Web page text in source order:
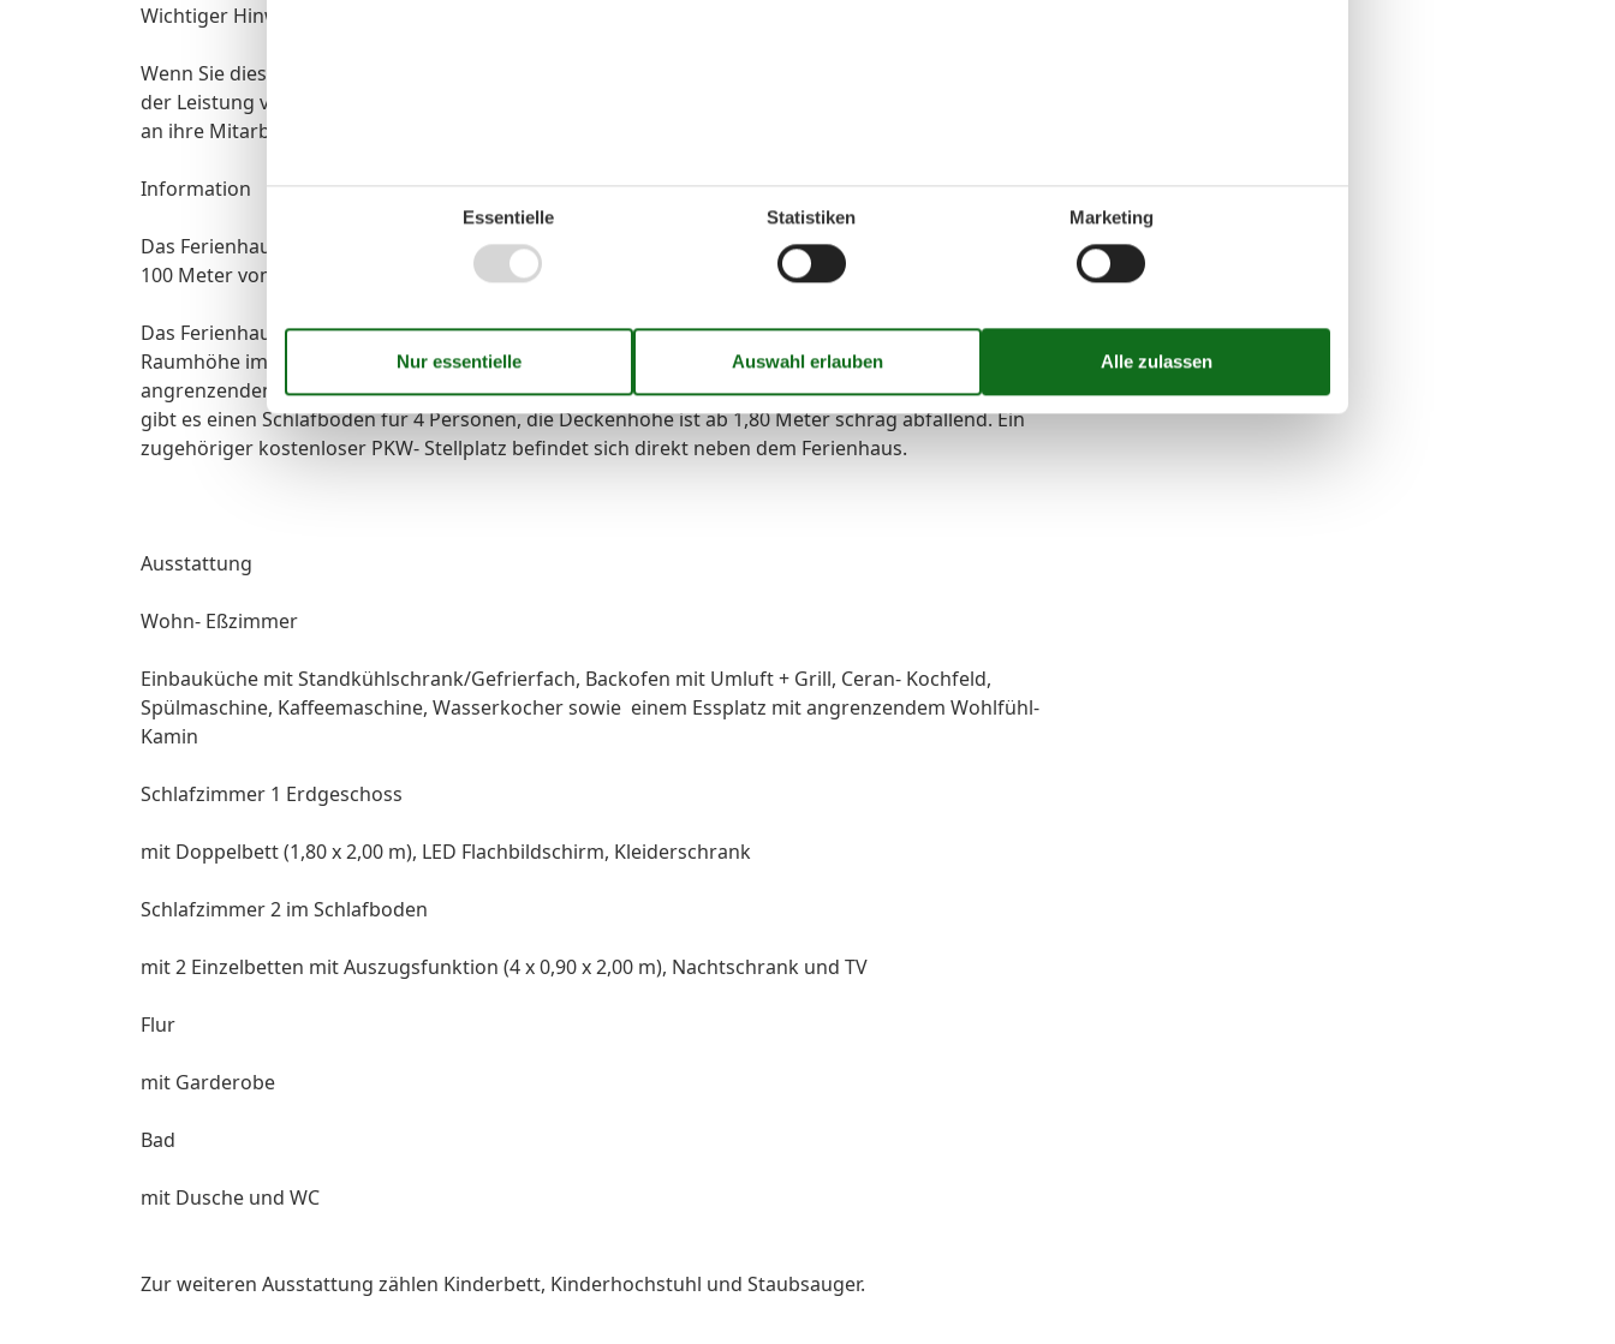
Wichtiger Hinweis für Firmenkunden
Wenn Sie diese Unterkunft buchen, müssen Sie als Firma sicherstellen, dass die gesamte Zahlung
der Leistung vor Anreise ihrer Mitarbeiter zu leisten ist, weil sonst die Eigentümer keinen Schlüssel
an ihre Mitarbeiter herausgeben.
Information
Das Ferienhaus wurde nach einem Um- und Ausbau im Frühjahr 2013 eröffnet und befindet sich nur
100 Meter vom Strand entfernt. Die Vermieter wohnen nebenan.
Das Ferienhaus ist komfortabel und modern eingerichtet. Es besticht durch eine angenehme
Raumhöhe im Erdgeschoss, sowie einem offenen Wohn- Küchenbereich mit großzügig
angrenzendem Schlafzimmer. Das Haus wirkt sehr hell, einladend und freundlich. Im Obergeschoss
gibt es einen Schlafboden für 4 Personen, die Deckenhöhe ist ab 1,80 Meter schräg abfallend. Ein
zugehöriger kostenloser PKW- Stellplatz befindet sich direkt neben dem Ferienhaus.
Ausstattung
Wohn- Eßzimmer
Einbauküche mit Standkühlschrank/Gefrierfach, Backofen mit Umluft + Grill, Ceran- Kochfeld,
Spülmaschine, Kaffeemaschine, Wasserkocher sowie einem Essplatz mit angrenzendem Wohlfühl-
Kamin
Schlafzimmer 1 Erdgeschoss
mit Doppelbett (1,80 x 2,00 m), LED Flachbildschirm, Kleiderschrank
Schlafzimmer 2 im Schlafboden
mit 2 Einzelbetten mit Auszugsfunktion (4 x 0,90 x 2,00 m), Nachtschrank und TV
Flur
mit Garderobe
Bad
mit Dusche und WC
Zur weiteren Ausstattung zählen Kinderbett, Kinderhochstuhl und Staubsauger.
Essentielle Statistiken Marketing